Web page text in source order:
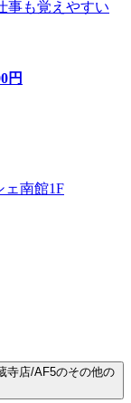
事も覚えやすい
円
ェ南館1F
寺店/AF5のその他の